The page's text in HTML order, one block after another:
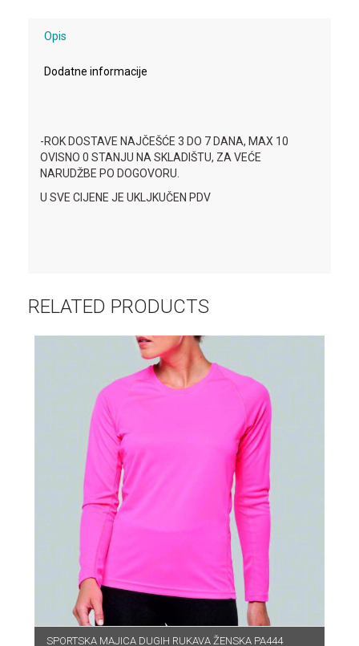
Opis
Dodatne informacije
-ROK DOSTAVE NAJČEŠĆE 3 DO 7 DANA, MAX 10
OVISNO 0 STANJU NA SKLADIŠTU, ZA VEĆE
NARUDŽBE PO DOGOVORU.
U SVE CIJENE JE UKLJKUČEN PDV
RELATED PRODUCTS
SPORTSKA MAJICA DUGIH RUKAVA ŽENSKA PA444